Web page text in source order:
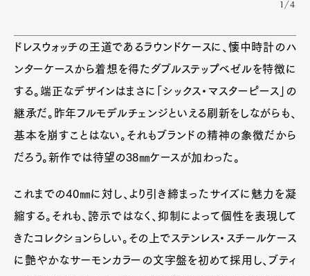
1/4
ドレスウォッチの王道であるラウンドケースに、懐中時計のハ
ンターケースから着想を得たダブルステップベゼルを特徴に
する。端正なデザインはまさに「シックス・マスターピース」の
継承だ。昨年フルモデルチェンジといえる刷新をしながらも、
基本を崩すことはない。それもブランドの精神の象徴だから
だろう。新作では待望の38㎜ケースが加わった。
これまでの40㎜に対し、より引き締まったサイズに魅力を凝
縮する。それも、誇示ではなく、抑制によって個性を表現して
きたコレクションらしい。その上でステンレス・スチールケース
に艶やかなサーモンカラーの文字盤を初めて採用し、ブティ